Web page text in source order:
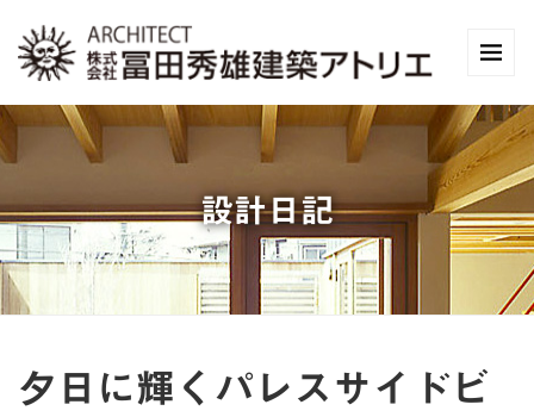
設計日記
夕日に輝くパレスサイドビ